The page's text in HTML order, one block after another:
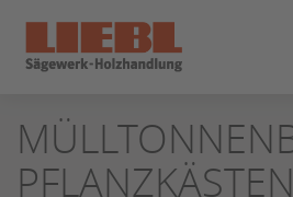
SEITENINHALT
SPRINGEN